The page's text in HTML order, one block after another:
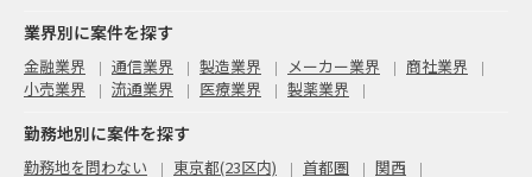
業界別に案件を探す
金融業界 通信業界 製造業界 メーカー業界
商社業界
小売業界
流通業界 医療業界 製薬業界
勤務地別に案件を探す
勤務地を問わない 東京都(23区内) 首都圏 関西